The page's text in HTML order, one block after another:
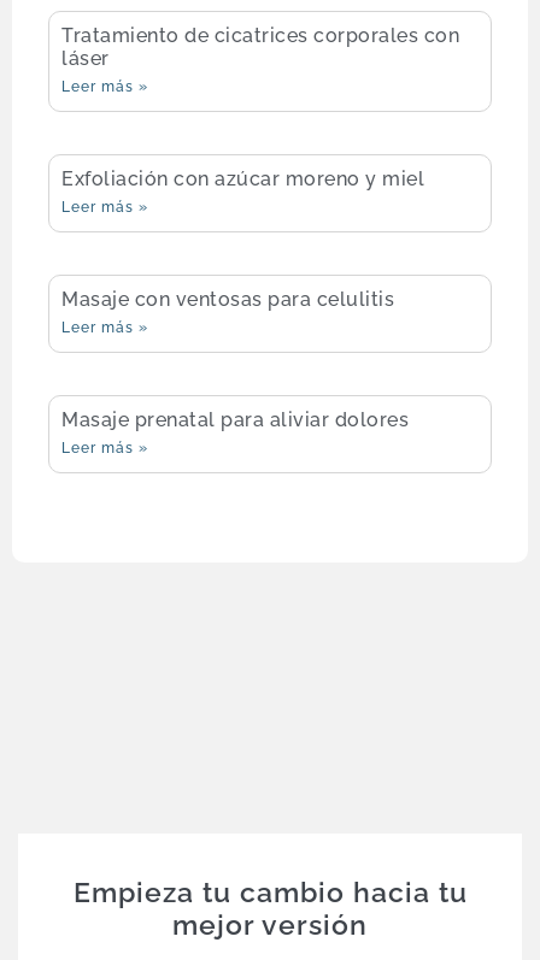
Tratamiento de cicatrices corporales con
láser
Leer más »
Exfoliación con azúcar moreno y miel
Leer más »
Masaje con ventosas para celulitis
Leer más »
Masaje prenatal para aliviar dolores
Leer más »
Empieza tu cambio hacia tu
mejor versión